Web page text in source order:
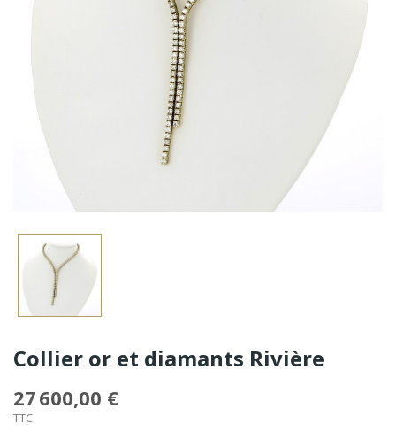
Collier or et diamants Rivière
27 600,00 €
TTC